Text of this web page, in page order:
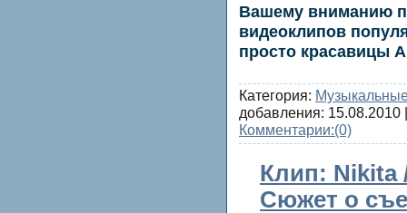
Вашему вниманию
видеоклипов
просто красавицы
Категория:
добавления: 15.08.2010
Комментарии:(0)
Клип: Nikita
Сюжет о